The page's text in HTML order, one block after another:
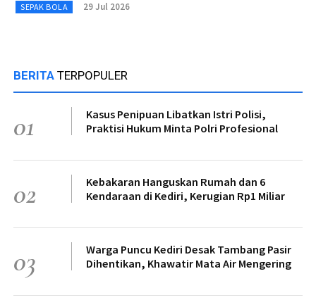
SEPAK BOLA 29 Jul 2026
BERITA TERPOPULER
01
Kasus Penipuan Libatkan Istri Polisi,
Praktisi Hukum Minta Polri Profesional
02
Kebakaran Hanguskan Rumah dan 6
Kendaraan di Kediri, Kerugian Rp1 Miliar
03
Warga Puncu Kediri Desak Tambang Pasir
Dihentikan, Khawatir Mata Air Mengering